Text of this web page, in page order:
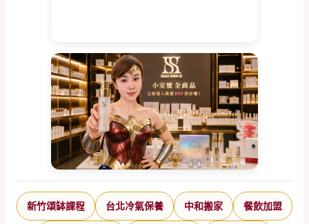
新竹頌缽課程 台北冷氣保養 中和搬家 餐飲加盟